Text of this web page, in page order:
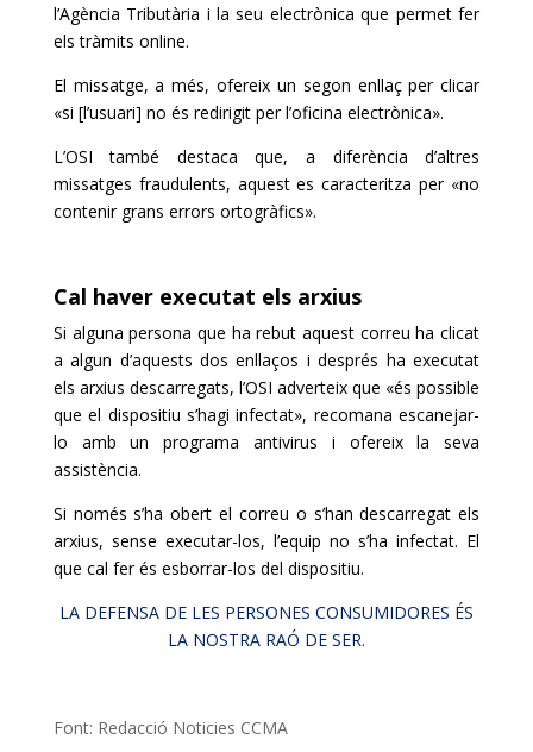
l’Agència Tributària i la seu electrònica que permet fer
els tràmits online.
El missatge, a més, ofereix un segon enllaç per clicar
«si [l’usuari] no és redirigit per l’oficina electrònica».
L’OSI també destaca que, a diferència d’altres
missatges fraudulents, aquest es caracteritza per «no
contenir grans errors ortogràfics».
Cal haver executat els arxius
Si alguna persona que ha rebut aquest correu ha clicat
a algun d’aquests dos enllaços i després ha executat
els arxius descarregats, l’OSI adverteix que «és possible
que el dispositiu s’hagi infectat», recomana escanejar-
lo amb un programa antivirus i ofereix la seva
assistència.
Si només s’ha obert el correu o s’han descarregat els
arxius, sense executar-los, l’equip no s’ha infectat. El
que cal fer és esborrar-los del dispositiu.
LA DEFENSA DE LES PERSONES CONSUMIDORES ÉS
LA NOSTRA RAÓ DE SER.
Font: Redacció Noticies CCMA